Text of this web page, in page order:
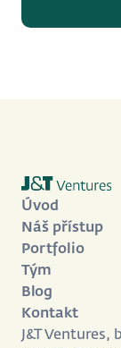
Úvod
Náš přístup
Portfolio
Tým
Blog
Kontakt
J&T Ventures,